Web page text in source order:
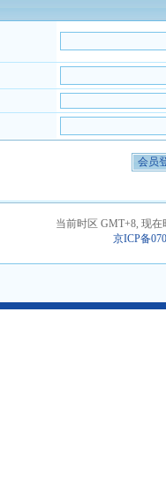
当前时区 GMT+8, 现在
京ICP备